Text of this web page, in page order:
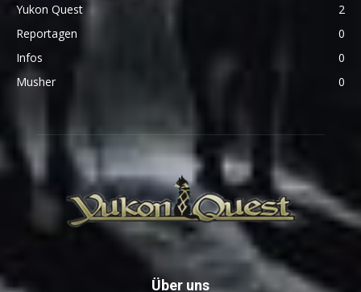
Yukon Quest
2
Reportagen
0
Infos
0
Musher
0
Über uns